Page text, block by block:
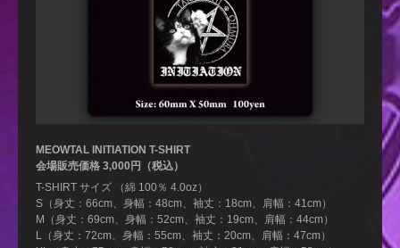
MEOWTAL INITIATION T-SHIRT
会場販売価格 3,000円（税込）
T-SHIRT サイズ （綿 100％ 4.0oz）
S（身丈：66cm、身幅：48cm、袖丈：18cm、肩幅：41cm）
M（身丈：69cm、身幅：52cm、袖丈：19cm、肩幅：44cm）
L（身丈：72cm、身幅：55cm、袖丈：20cm、肩幅：47cm）